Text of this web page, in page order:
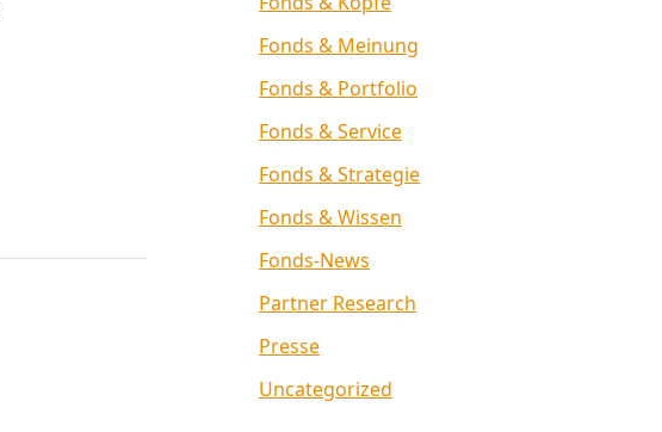
Fonds & Meinung
Fonds & Portfolio
Fonds & Service
Fonds & Strategie
Fonds & Wissen
Fonds-News
Partner Research
Presse
Uncategorized